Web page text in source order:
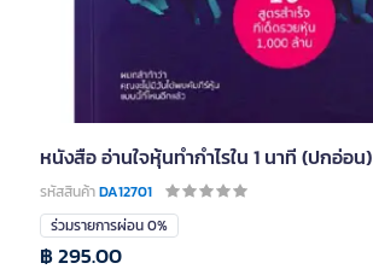
หนังสือ อ่านใจหุ้นทำกำไรใน 1 นาที (ปกอ่อน)
รหัสสินค้าDA12701
ร่วมรายการผ่อน 0%
฿ 295.00